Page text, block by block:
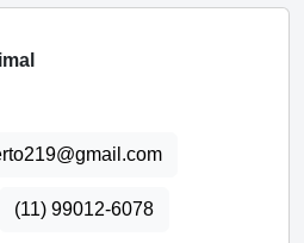
(11) 99012-6078